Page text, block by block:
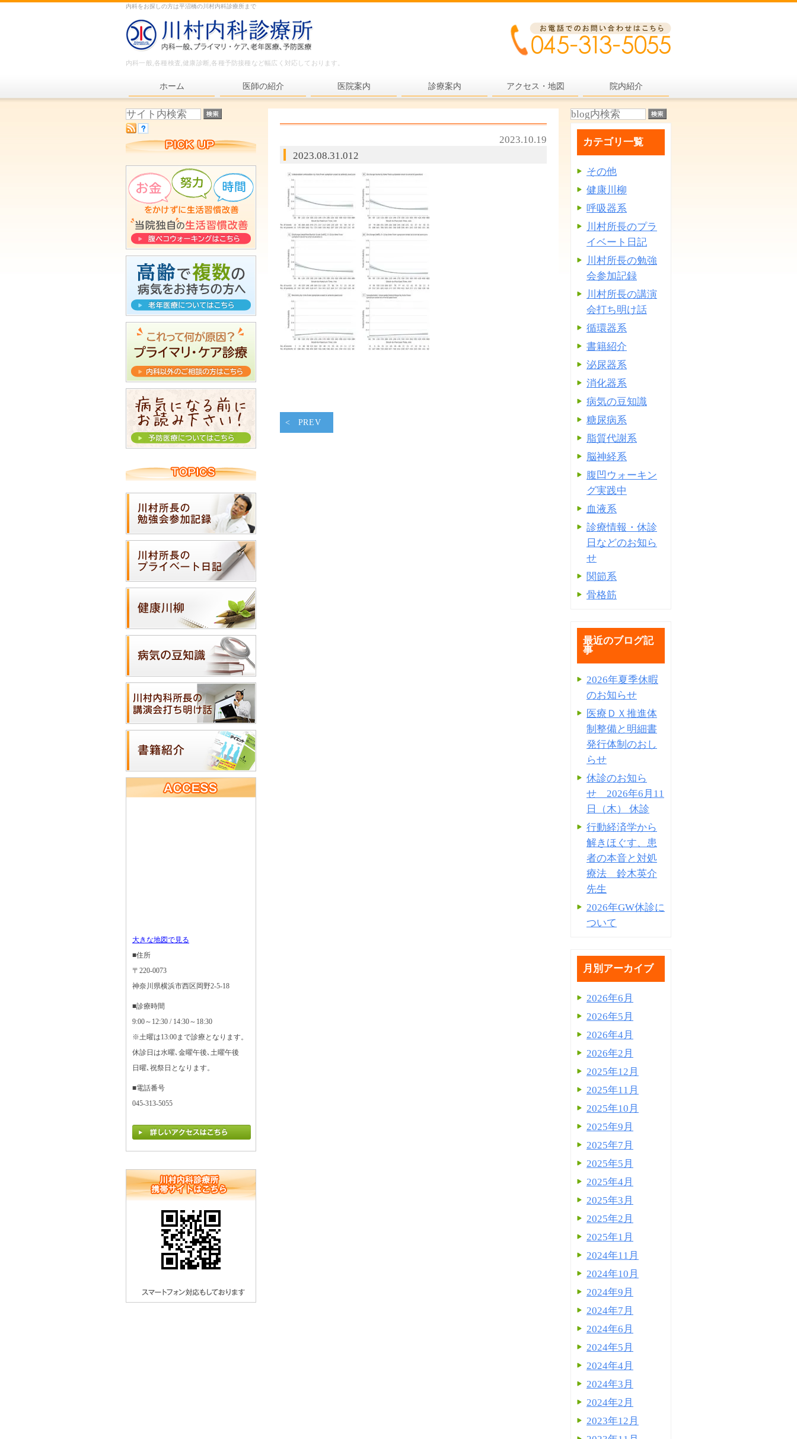
内科をお探しの方は平沼橋の川村内科診療所まで
内科一般,各種検査,健康診断,各種予防接種など幅広く対応しております。
ホーム 医師の紹介 医院案内 診療案内
内科一般
健康診断
老年医療
アクセス・地図 院内紹介
2023.10.19
2023.08.31.012
PREV
カテゴリ一覧
その他
健康川柳
呼吸器系
川村所長のプラ
イベート日記
川村所長の勉強
会参加記録
川村所長の講演
会打ち明け話
循環器系
書籍紹介
泌尿器系
消化器系
病気の豆知識
糖尿病系
脂質代謝系
脳神経系
腹凹ウォーキン
グ実践中
血液系
診療情報・休診
日などのお知ら
せ
関節系
骨格筋
最近のブログ記
事
2026年夏季休暇
のお知らせ
医療ＤＸ推進体
制整備と明細書
発⾏体制のおし
らせ
休診のお知ら
せ 2026年6月11
日（木） 休診
行動経済学から
解きほぐす、患
者の本音と対処
療法 鈴木英介
先生
2026年GW休診に
ついて
月別アーカイブ
2026年6月
2026年5月
2026年4月
2026年2月
2025年12月
2025年11月
2025年10月
2025年9月
2025年7月
2025年5月
2025年4月
2025年3月
2025年2月
2025年1月
2024年11月
2024年10月
2024年9月
2024年7月
2024年6月
2024年5月
2024年4月
2024年3月
2024年2月
2023年12月
大きな地図で見る
■住所
〒220-0073
神奈川県横浜市西区岡野2-5-18
■診療時間
9:00～12:30 / 14:30～18:30
※土曜は13:00まで診療となります。
休診日は水曜､金曜午後､土曜午後
日曜､祝祭日となります。
■電話番号
045-313-5055